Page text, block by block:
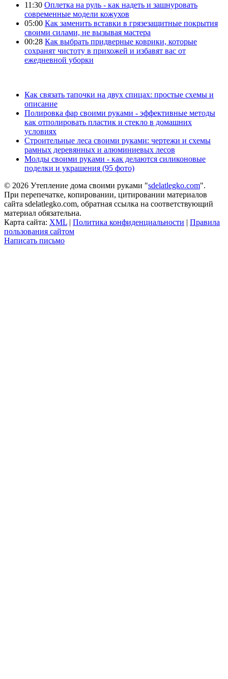
11:30 Оплетка на руль - как надеть и зашнуровать
современные модели кожухов
05:00 Как заменить вставки в грязезащитные покрытия
своими силами, не вызывая мастера
00:28 Как выбрать придверные коврики, которые
сохранят чистоту в прихожей и избавят вас от
ежедневной уборки
Как связать тапочки на двух спицах: простые схемы и
описание
Полировка фар своими руками - эффективные методы
как отполировать пластик и стекло в домашних
условиях
Строительные леса своими руками: чертежи и схемы
рамных деревянных и алюминиевых лесов
Молды своими руками - как делаются силиконовые
поделки и украшения (95 фото)
© 2026 Утепление дома своими руками "sdelatlegko.com".
При перепечатке, копировании, цитировании материалов
сайта sdelatlegko.com, обратная ссылка на соответствующий
материал обязательна.
Карта сайта: XML | Политика конфиденциальности | Правила
пользования сайтом
Написать письмо